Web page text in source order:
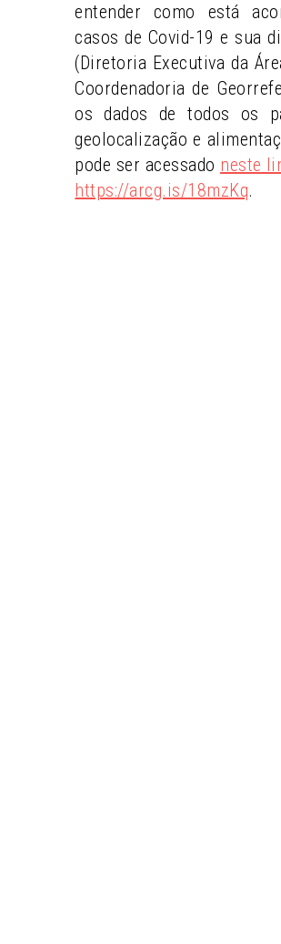
entender como está
casos de Covid-19 e sua
(Diretoria Executiva da
Coordenadoria de
os dados de todos os
geolocalização e
pode ser acessado neste
https://arcg.is/18mzKq.